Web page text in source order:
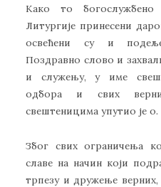
Како то
Литургије принесени
освећени су и
Поздравно слово и
и служењу, у име
одбора и свих
свештеницима упутио је
Због свих ограничења
славе на начин који
трпезу и дружење